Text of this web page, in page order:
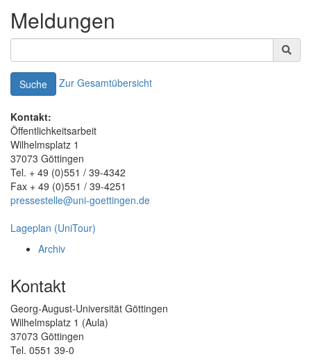
Meldungen
Suche Zur Gesamtübersicht
Kontakt:
Öffentlichkeitsarbeit
Wilhelmsplatz 1
37073 Göttingen
Tel. + 49 (0)551 / 39-4342
Fax + 49 (0)551 / 39-4251
pressestelle@uni-goettingen.de
Lageplan (UniTour)
Archiv
Kontakt
Georg-August-Universität Göttingen
Wilhelmsplatz 1 (Aula)
37073 Göttingen
Tel. 0551 39-0